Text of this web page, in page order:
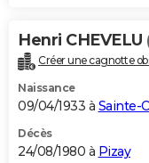
Henri CHEVELU
Créer une cagnotte
Naissance
09/04/1933 à Sainte-
Décès
24/08/1980 à Pizay